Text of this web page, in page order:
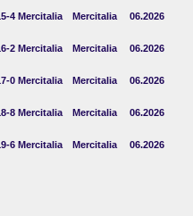
4 Mercitalia Mercitalia 06.2026
2 Mercitalia Mercitalia 06.2026
0 Mercitalia Mercitalia 06.2026
8 Mercitalia Mercitalia 06.2026
6 Mercitalia Mercitalia 06.2026